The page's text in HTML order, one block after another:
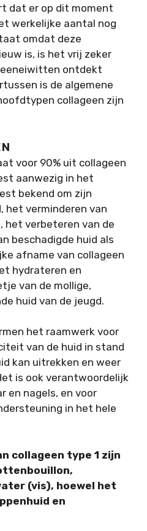
dat er op dit moment
werkelijke aantal nog
omdat deze
is, is het vrij zeker
ontdekt
is de algemene
collageen zijn
voor 90% uit collageen
aanwezig in het
bekend om zijn
het verminderen van
het verbeteren van de
beschadigde huid als
afname van collageen
hydrateren en
van de mollige,
huid van de jeugd.
het raamwerk voor
van de huid in stand
kan uitrekken en weer
is ook verantwoordelijk
en nagels, en voor
in het hele
collageen type 1 zijn
(vis), hoewel het
en